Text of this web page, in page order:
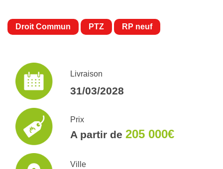
Droit Commun PTZ RP neuf
Livraison
31/03/2028
Prix
A partir de 205 000€
Ville